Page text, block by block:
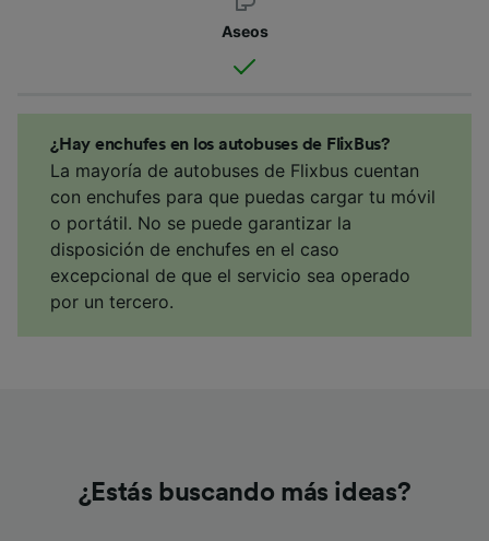
Aseos
¿Hay enchufes en los autobuses de FlixBus?
La mayoría de autobuses de Flixbus cuentan
con enchufes para que puedas cargar tu móvil
o portátil. No se puede garantizar la
disposición de enchufes en el caso
excepcional de que el servicio sea operado
por un tercero.
¿Estás buscando más ideas?